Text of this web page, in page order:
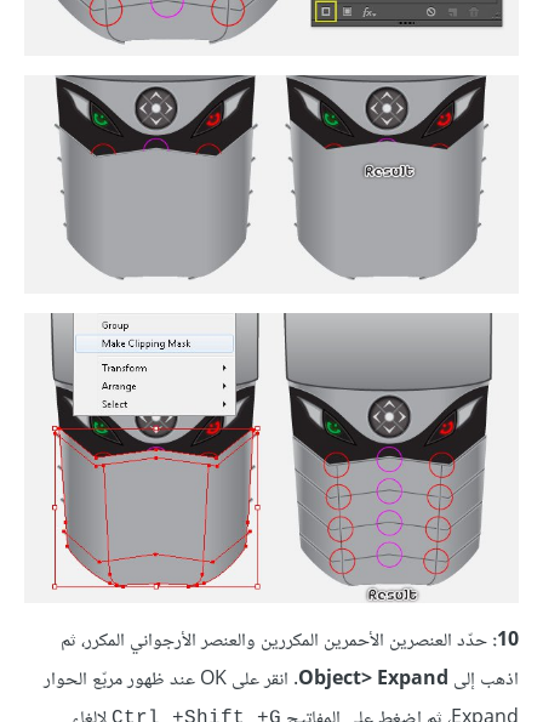
10: حدّد العنصرين الأحمرين المكررين والعنصر الأرجواني المكرر، ثم
اذهب إلى Object> Expand
. انقر على OK عند ظهور مربّع الحوار